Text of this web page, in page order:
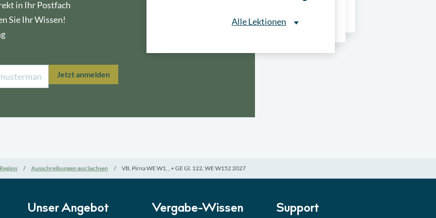
in Ihr Postfach
Sie Ihr Wissen!
Jetzt anmelden
Alle Lektionen
Alle Lektionen
Lektion 5 Eignung im Vergabeverfahren► 3:18 Min
Lektion 6 Abgabe von Angeboten Lektion
Region Ausschreibungen aus Sachsen VB, Pirna WE W1, , + GE Gl. 122, WE W152 2027
Unser Angebot Vergabe-Wissen Support